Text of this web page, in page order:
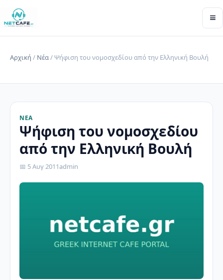
≡
Αρχική / Νέα/ Ψήφιση του νομοσχεδίου από την Ελληνική Βουλή
ΝΈΑ
Ψήφιση του νομοσχεδίου
από την Ελληνική Βουλή
📅 5 Αυγ 2011admin